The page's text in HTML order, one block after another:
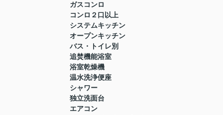
ガスコンロ
コンロ２口以上
システムキッチン
オープンキッチン
バス・トイレ別
追焚機能浴室
浴室乾燥機
温水洗浄便座
シャワー
独立洗面台
エアコン